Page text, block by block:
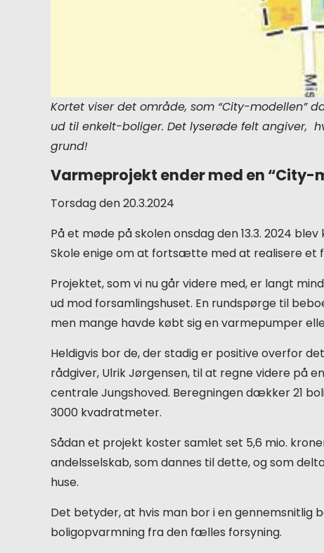
Kortet viser det område, som “City-modellen”
ud til enkelt-boliger. Det lyserøde felt angiver,
grund!
Varmeprojekt endermed en “City-
Torsdag den 20.3.2024
På et møde på skolen onsdag den 13.3. 2024
Skole enige om at fortsætte med at realisere et
Projektet, som vi nu går videre med, er langt
ud mod forsamlingshuset. En rundspørge til
men mange havde købt sig en varmepumper
Heldigvis bor de, der stadig er positive overfor
rådgiver, Ulrik Jørgensen, til at regne videre på
centrale Jungshoved. Beregningen dækker 21
3000 kvadratmeter.
Sådan et projekt koster samlet set 5,6 mio.
andelsselskab, som dannes til dette, og som
huse.
Det betyder, at hvis man bor i en gennemsnitlig
boligopvarmning fra den fælles forsyning.